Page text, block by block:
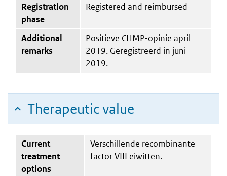
Registration
phase
Registered and reimbursed
Additional
remarks
Positieve CHMP-opinie april
2019. Geregistreerd in juni
2019.
Therapeutic value
Current
treatment
options
Verschillende recombinante
factor VIII eiwitten.